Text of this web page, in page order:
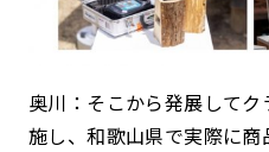
奥川：そこから発展して
施し、和歌山県で実際に